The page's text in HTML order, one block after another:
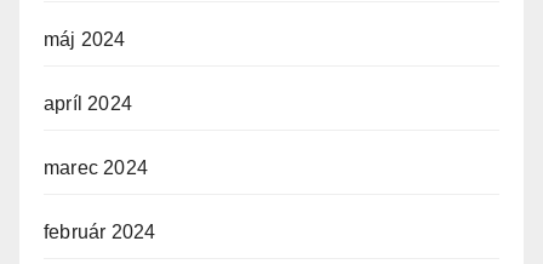
máj 2024
apríl 2024
marec 2024
február 2024